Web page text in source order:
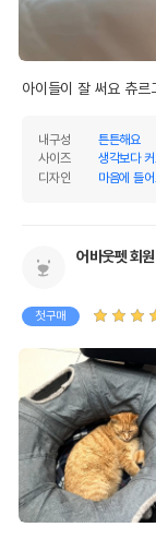
상품 필수 정보
품명 및 모델명
아이들이 잘 써요 츄르
내구성
튼튼해요
사이즈
생각보다
디자인
마음에 들
어바웃펫 회원
첫구매